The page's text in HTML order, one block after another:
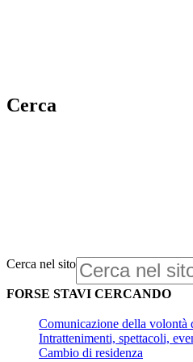
Cerca
Cerca nel sito
FORSE STAVI CERCANDO
Comunicazione della volontà
Intrattenimenti, spettacoli,
Cambio di residenza